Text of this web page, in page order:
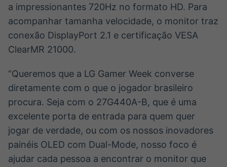
a impressionantes 720Hz no formato HD. Para
acompanhar tamanha velocidade, o monitor traz
conexão DisplayPort 2.1 e certificação VESA
ClearMR 21000.
“Queremos que a LG Gamer Week converse
diretamente com o que o jogador brasileiro
procura. Seja com o 27G440A-B, que é uma
excelente porta de entrada para quem quer
jogar de verdade, ou com os nossos inovadores
painéis OLED com Dual-Mode, nosso foco é
ajudar cada pessoa a encontrar o monitor que